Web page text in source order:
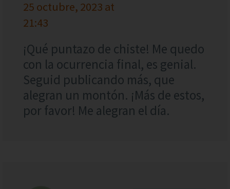
25 octubre, 2023 at
21:43
¡Qué puntazo de chiste! Me quedo
con la ocurrencia final, es genial.
Seguid publicando más, que
alegran un montón. ¡Más de estos,
por favor! Me alegran el día.